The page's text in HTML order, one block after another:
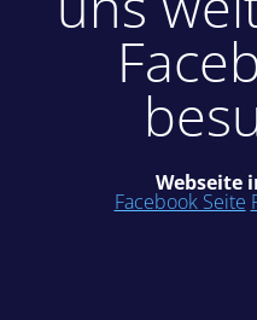
Webseite
Facebook Seite